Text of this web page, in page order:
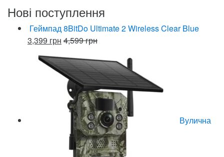
Нові поступлення
Геймпад 8BitDo Ultimate 2 Wireless Clear Blue
3,399 грн 4,599грн
Вулична